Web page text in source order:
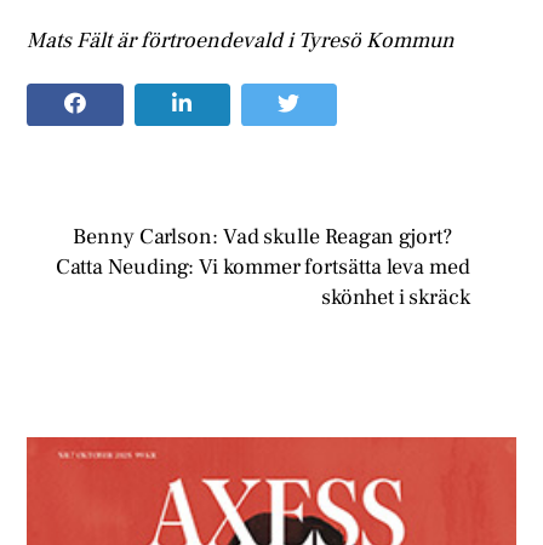
Mats Fält är förtroendevald i Tyresö Kommun
Benny Carlson: Vad skulle Reagan gjort?
Catta Neuding: Vi kommer fortsätta leva med
skönhet i skräck